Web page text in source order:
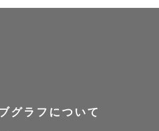
グラフについて